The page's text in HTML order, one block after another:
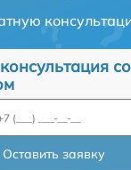
со
Оставить заявку